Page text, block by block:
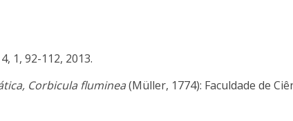
1, 92-112, 2013.
Corbicula fluminea(Müller, 1774): Faculdade de